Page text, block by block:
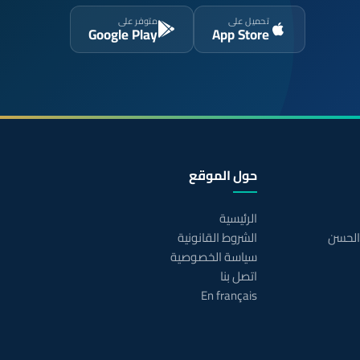
تحميل على
App Store
متوفر على
Google Play
حول الموقع
الرئيسية
الشروط القانونية
سياسة الخصوصية
اتصل بنا
En français